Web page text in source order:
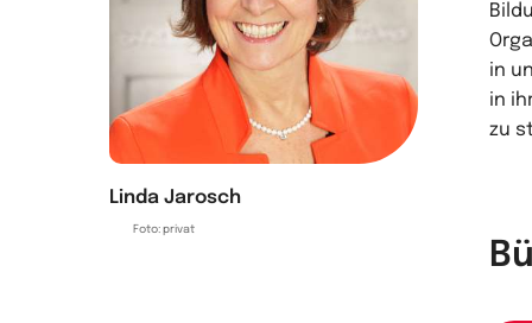
Linda Jarosch
Foto: privat
in
in
zu